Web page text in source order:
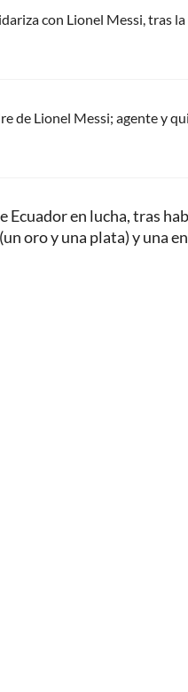
con Lionel Messi, tras
de Lionel Messi; agente y
Ecuador en lucha, tras
oro y una plata) y una